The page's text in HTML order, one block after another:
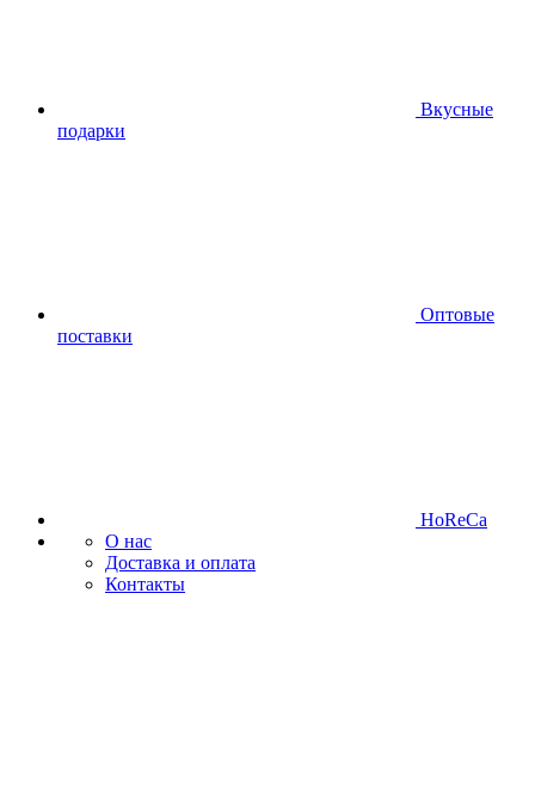
Вкусные
подарки
Оптовые
поставки
HoReCa
О нас
Доставка и оплата
Контакты